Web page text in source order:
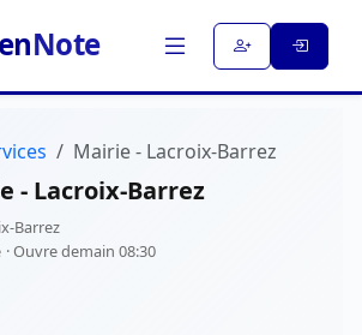
Mairie - Lacroix-Barrez
- Lacroix-Barrez
Barrez
· Ouvre demain 08:30